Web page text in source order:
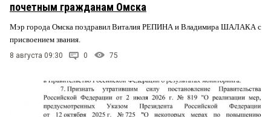
почетным гражданам Омска
Мэр города Омска поздравил Виталия РЕПИНА и Владимира ШАЛАКА с
присвоением звания.
8 августа 09:30 0 75